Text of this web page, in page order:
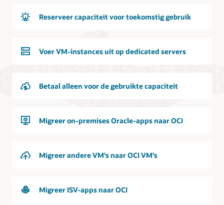
Reserveer capaciteit voor toekomstig gebruik
Voer VM-instances uit op dedicated servers
Betaal alleen voor de gebruikte capaciteit
Migreer on-premises Oracle-apps naar OCI
Migreer andere VM's naar OCI VM's
Migreer ISV-apps naar OCI